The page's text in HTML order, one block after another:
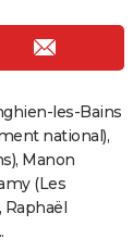
les-Bains
national),
Manon
(Les
Raphaël